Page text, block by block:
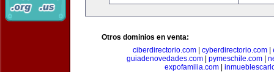
Otros dominios en venta:
ciberdirectorio.com
cyberdirectorio.com
guiadenovedades.com| pymeschile.com|
expofamilia.com